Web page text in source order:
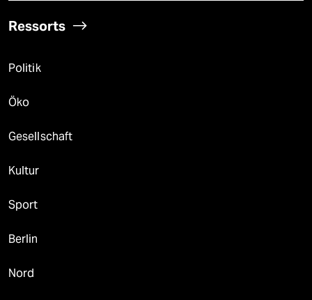
Ressorts
Politik
Öko
Gesellschaft
Kultur
Sport
Berlin
Nord